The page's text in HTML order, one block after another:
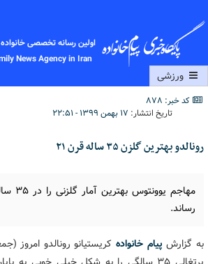
اولین رسانه تخصصی
News Agency in Iran
ورزشی
کد خبر: 878
تاریخ انتشار: ۱۷ بهمن ۱۳۹۹ - ۲۲:۵۱
رونالدو بهترین گلزن ۳۵ ساله قرن ۲۱
رساند.
به گزارشپیام خانواده